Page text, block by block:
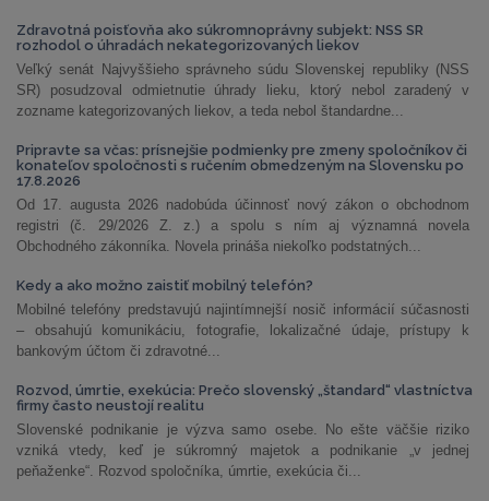
Zdravotná poisťovňa ako súkromnoprávny subjekt: NSS SR
rozhodol o úhradách nekategorizovaných liekov
Veľký senát Najvyššieho správneho súdu Slovenskej republiky (NSS
SR) posudzoval odmietnutie úhrady lieku, ktorý nebol zaradený v
zozname kategorizovaných liekov, a teda nebol štandardne...
Pripravte sa včas: prísnejšie podmienky pre zmeny spoločníkov či
konateľov spoločnosti s ručením obmedzeným na Slovensku po
17.8.2026
Od 17. augusta 2026 nadobúda účinnosť nový zákon o obchodnom
registri (č. 29/2026 Z. z.) a spolu s ním aj významná novela
Obchodného zákonníka. Novela prináša niekoľko podstatných...
Kedy a ako možno zaistiť mobilný telefón?
Mobilné telefóny predstavujú najintímnejší nosič informácií súčasnosti
– obsahujú komunikáciu, fotografie, lokalizačné údaje, prístupy k
bankovým účtom či zdravotné...
Rozvod, úmrtie, exekúcia: Prečo slovenský „štandard“ vlastníctva
firmy často neustojí realitu
Slovenské podnikanie je výzva samo osebe. No ešte väčšie riziko
vzniká vtedy, keď je súkromný majetok a podnikanie „v jednej
peňaženke“. Rozvod spoločníka, úmrtie, exekúcia či...